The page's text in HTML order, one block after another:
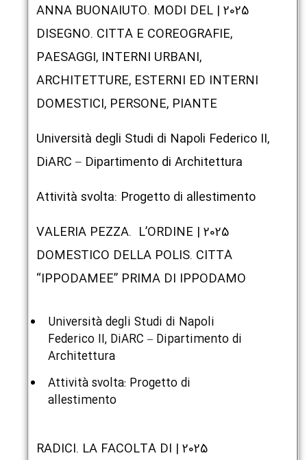
2025 | ANNA BUONAIUTO. MODI DEL
DISEGNO. CITTÀ E COREOGRAFIE,
PAESAGGI, INTERNI URBANI,
ARCHITETTURE, ESTERNI ED INTERNI
DOMESTICI, PERSONE, PIANTE
Università degli Studi di Napoli Federico II,
DiARC – Dipartimento di Architettura
Attività svolta: Progetto di allestimento
2025 | VALERIA PEZZA. L’ORDINE
DOMESTICO DELLA POLIS. CITTÀ
“IPPODAMEE” PRIMA DI IPPODAMO
Università degli Studi di Napoli
Federico II, DiARC – Dipartimento di
Architettura
Attività svolta: Progetto di
allestimento
2025 | RADICI. LA FACOLTÀ DI